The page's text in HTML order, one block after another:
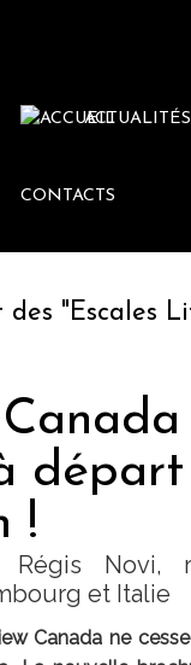
ACTUALITÉS
CONTACTS
"Escales
départ
!
Novi,
et Italie
Canada ne